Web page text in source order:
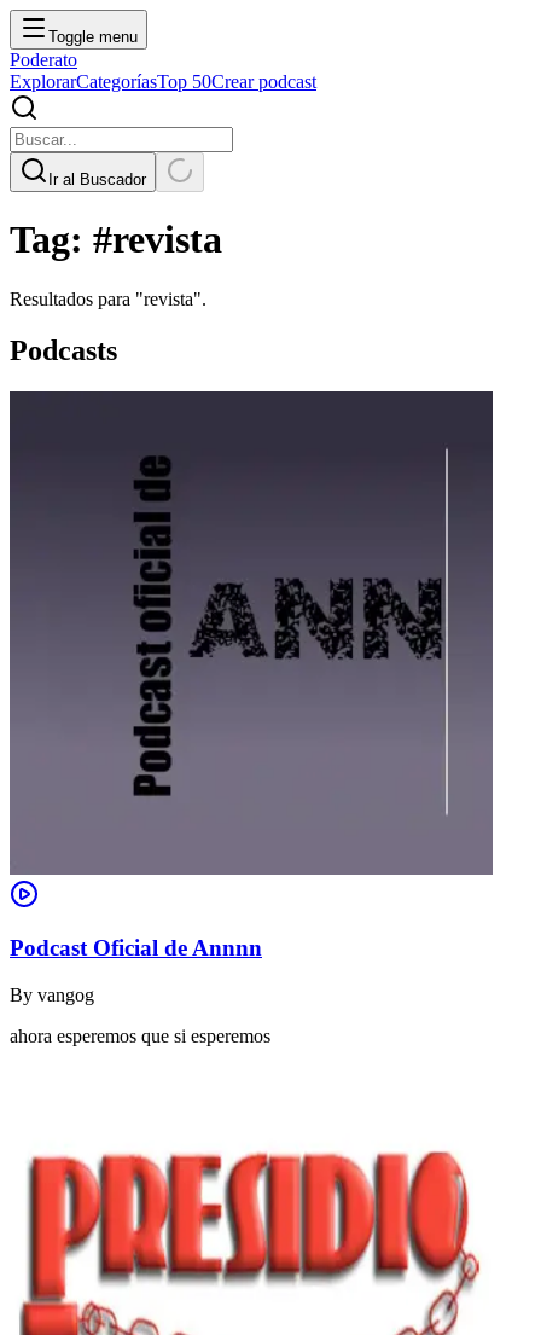
Toggle menu
Poderato
ExplorarCategoríasTop 50Crear podcast
Ir al Buscador
Tag: #revista
Resultados para "revista".
Podcasts
Podcast Oficial de Annnn
By vangog
ahora esperemos que si esperemos